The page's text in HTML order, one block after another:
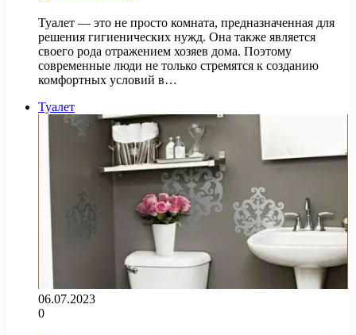
Туалет — это не просто комната, предназначенная для
решения гигиенических нужд. Она также является
своего рода отражением хозяев дома. Поэтому
современные люди не только стремятся к созданию
комфортных условий в…
Туалет
06.07.2023
0